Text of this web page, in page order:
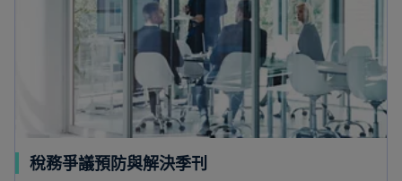
稅務爭議預防與解決季刊